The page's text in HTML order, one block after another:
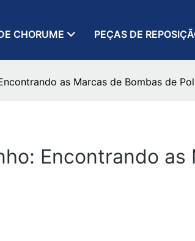
CHORUME PEÇAS DE
as Marcas de Bombas de
Encontrando